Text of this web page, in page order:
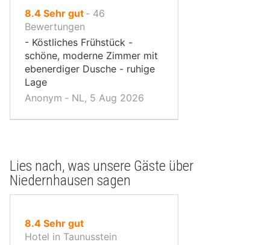
8.4von
10,
Sehr gut ‐ 46
Bewertungen
- Köstliches Frühstück -
schöne, moderne Zimmer mit
ebenerdiger Dusche - ruhige
Lage
Anonym ‐ NL, 5 Aug 2026
Lies nach, was unsere Gäste über
Niedernhausen sagen
8.4von
10,
Sehr gut
Hotel in Taunusstein